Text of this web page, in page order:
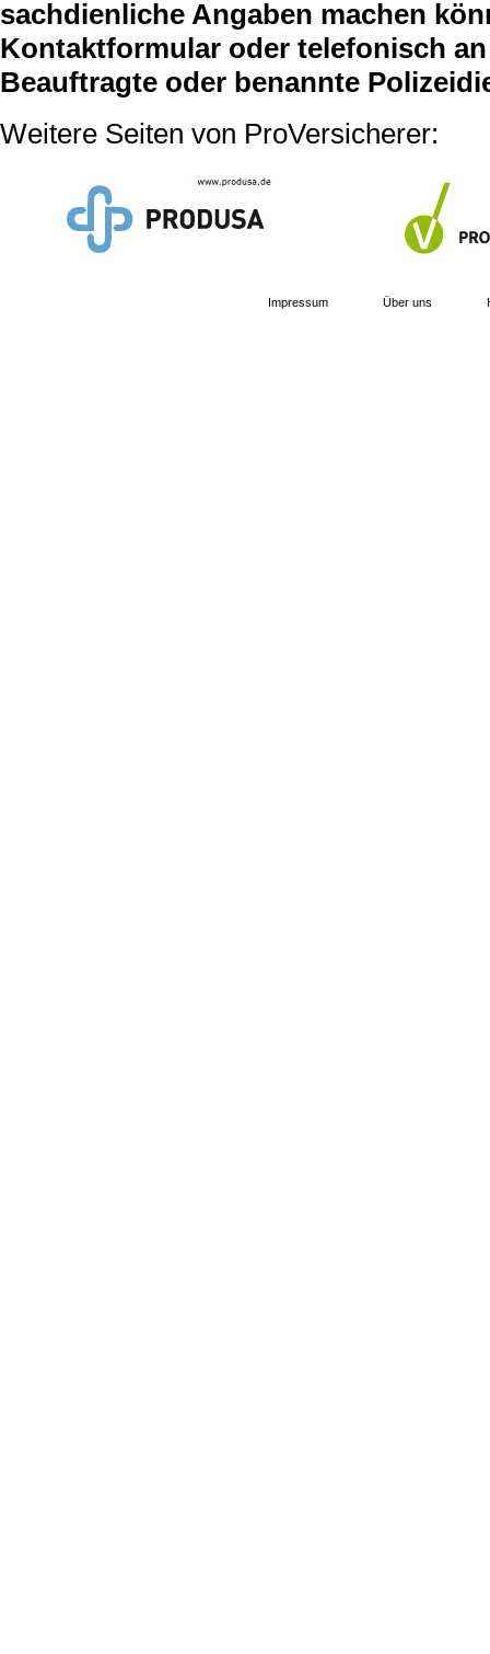
sachdienliche Angaben machen
Kontaktformular oder telefonisch
Beauftragte oder benannte
Weitere Seiten von ProVersicherer:
Impressum Über uns